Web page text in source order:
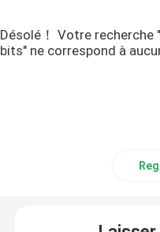
Désolé！ Votre
bits" ne correspond à